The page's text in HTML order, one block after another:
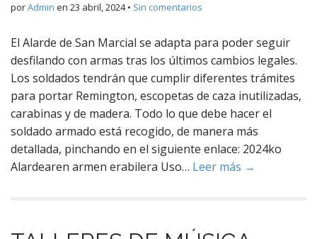
porAdmin en 23 abril, 2024• Sin comentarios
El Alarde de San Marcial se adapta para poder seguir
desfilando con armas tras los últimos cambios legales.
Los soldados tendrán que cumplir diferentes trámites
para portar Remington, escopetas de caza inutilizadas,
carabinas y de madera. Todo lo que debe hacer el
soldado armado está recogido, de manera más
detallada, pinchando en el siguiente enlace: 2024ko
Alardearen armen erabilera Uso… Leer más →